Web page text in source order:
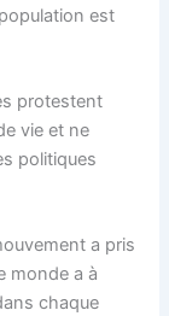
est
protestent
vie et ne
politiques
a pris
monde a à
chaque